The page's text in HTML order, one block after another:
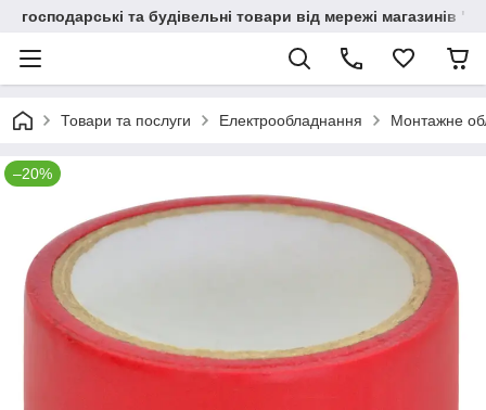
господарські та будівельні товари від мережі магазинів
Товари та послуги Електрообладнання Монтажне
–20%